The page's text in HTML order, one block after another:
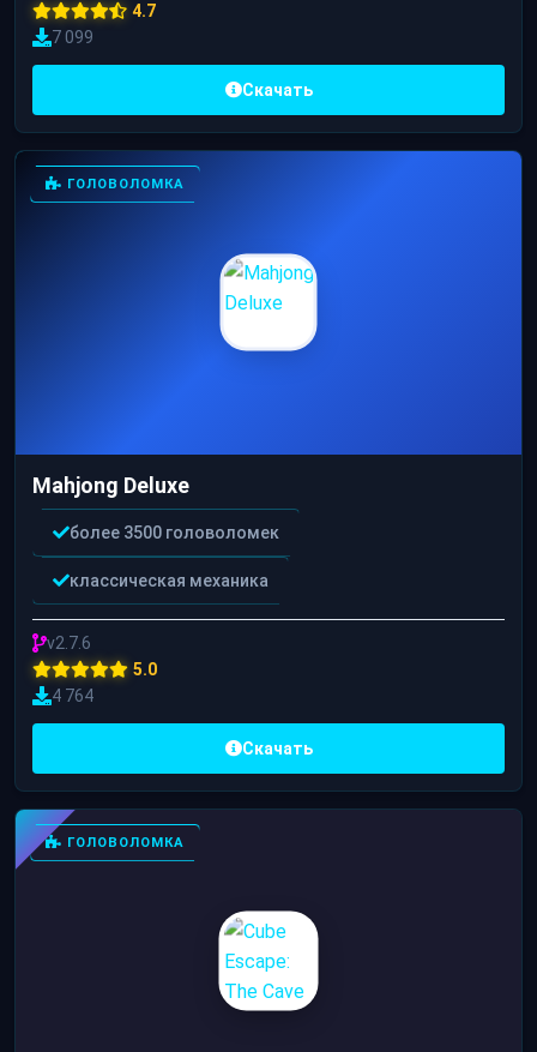
4.7
7 099
Скачать
ГОЛОВОЛОМКА
Mahjong Deluxe
более 3500 головоломек
классическая механика
v2.7.6
5.0
4 764
Скачать
ГОЛОВОЛОМКА